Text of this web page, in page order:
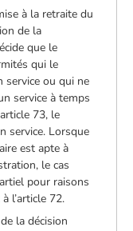
à la retraite du
de la
que le
qui le
service ou qui ne
service à temps
73, le
service. Lorsque
est apte à
le cas
pour raisons
l’article 72.
la décision